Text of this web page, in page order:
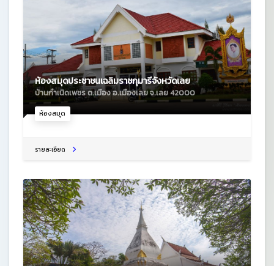
ห้องสมุด
ห้องสมุดประชาชนเฉลิมราชกุมารีจังหวัดเลย
บ้านกำเนิดเพชร ต.เมือง อ.เมืองเลย จ.เลย 42000
รายละเอียด